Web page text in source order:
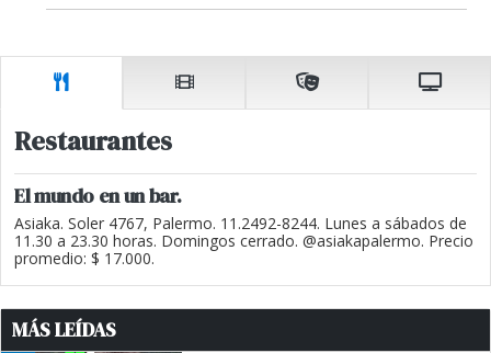
Restaurantes
El mundo en un bar.
Asiaka. Soler 4767, Palermo. 11.2492-8244. Lunes a sábados de
11.30 a 23.30 horas. Domingos cerrado. @asiakapalermo. Precio
promedio: $ 17.000.
MÁS LEÍDAS